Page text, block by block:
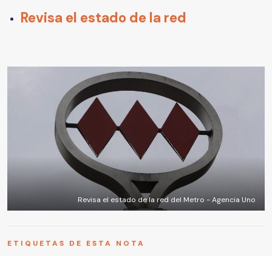
Revisa el estado de la red
Revisa el estado de la red del Metro - Agencia Uno
ETIQUETAS DE ESTA NOTA